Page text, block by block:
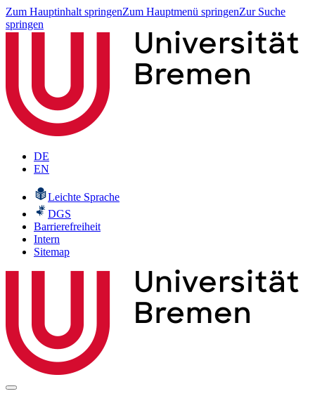
Zum Hauptinhalt springenZum Hauptmenü springenZur Suche
springen
DE
EN
Leichte Sprache
DGS
Barrierefreiheit
Intern
Sitemap